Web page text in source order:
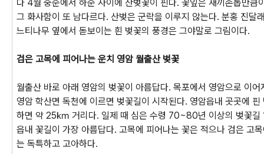
다 4월 중순에서 하순 사이에 산벚꽃이 핀다. 꽃잎은 새끼손톱만큼
그 화사함이 또 남다르다. 산벚은 군락을 이루지 않는다. 분홍 진달
느티나무 옆에서 돋보이는 흰 벚꽃의 풍경은 그야말로 그림이다.
검은 고목에 피어나는 운치 영암 월출산 벚꽃
월출산 바로 아래 영암의 벚꽃이 아름답다. 목포에서 영암으로 이
영암 학산면 독천에 이르면 벚꽃길이 시작된다. 영암읍내 곳곳에 핀
하면 약 25㎞ 거리다. 일제 때 심은 수령 70~80년 이상의 벚꽃
읍내 꽃길이 가장 아름답다. 고목에 피어나는 꽃은 적으나 검은 고
는 독특하고 고아하다.